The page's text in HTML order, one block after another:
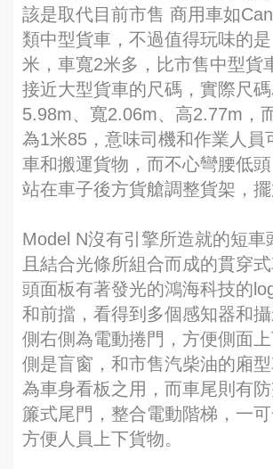
該是取代目前市售 商用車如
類中型貨車，不過值得玩味的
米，車寬2米多，比市售中型貨
接近大型貨車的尺碼，實際尺
5.98m、寬2.06m、高2.77m，
為1米85，意味司機和作業人員
車和搬運貨物，而不心彎腰低
站在車子後方貨艙調整貨架，擺
Model N沒有引擎所造就的短車
且結合光條所組合而成的貫穿
頭面板有著發光的鴻海科技的
和前擋，看得到多個感知器和
側右側為電動捲門，方便側面
側是盲窗，和市售汽柴油的廂
為車身看板之用，而車尾則有
簾式尾門，整合電動階梯，一可
方便人員上下貨物。